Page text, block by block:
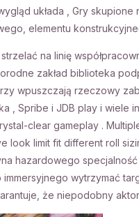
układa , Gry
elementu
na linię
zakład biblioteka
wpuszczają rzeczowy
, Spribe i JDB play i wiele
clear gameplay .
look limit fit different roll
hazardowego
wytrzymać
że niepodobny